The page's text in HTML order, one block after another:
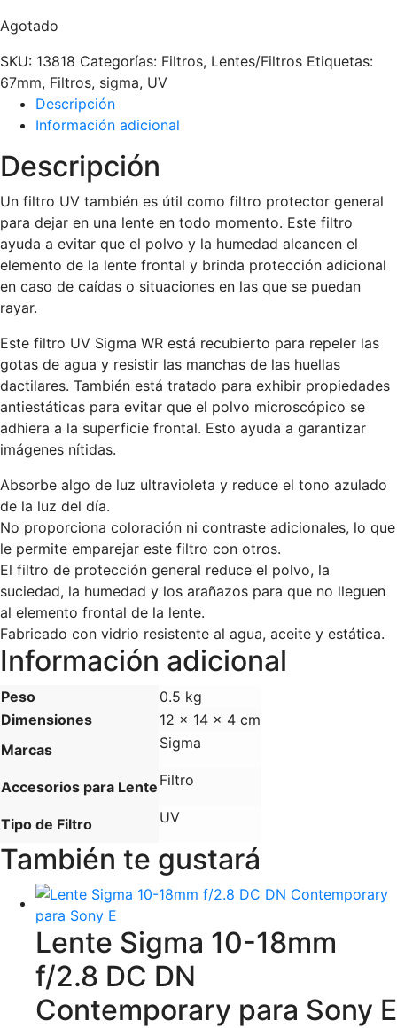
Agotado
SKU: 13818 Categorías: Filtros, Lentes/Filtros Etiquetas:
67mm, Filtros, sigma, UV
Descripción
Información adicional
Descripción
Un filtro UV también es útil como filtro protector general
para dejar en una lente en todo momento. Este filtro
ayuda a evitar que el polvo y la humedad alcancen el
elemento de la lente frontal y brinda protección adicional
en caso de caídas o situaciones en las que se puedan
rayar.
Este filtro UV Sigma WR está recubierto para repeler las
gotas de agua y resistir las manchas de las huellas
dactilares. También está tratado para exhibir propiedades
antiestáticas para evitar que el polvo microscópico se
adhiera a la superficie frontal. Esto ayuda a garantizar
imágenes nítidas.
Absorbe algo de luz ultravioleta y reduce el tono azulado
de la luz del día.
No proporciona coloración ni contraste adicionales, lo que
le permite emparejar este filtro con otros.
El filtro de protección general reduce el polvo, la
suciedad, la humedad y los arañazos para que no lleguen
al elemento frontal de la lente.
Fabricado con vidrio resistente al agua, aceite y estática.
Información adicional
Peso
0.5 kg
Dimensiones
12 × 14 × 4 cm
Marcas
Sigma
Accesorios para Lente Filtro
Tipo de Filtro UV
También te gustará
Lente Sigma 10-18mm
f/2.8 DC DN
Contemporary para Sony E